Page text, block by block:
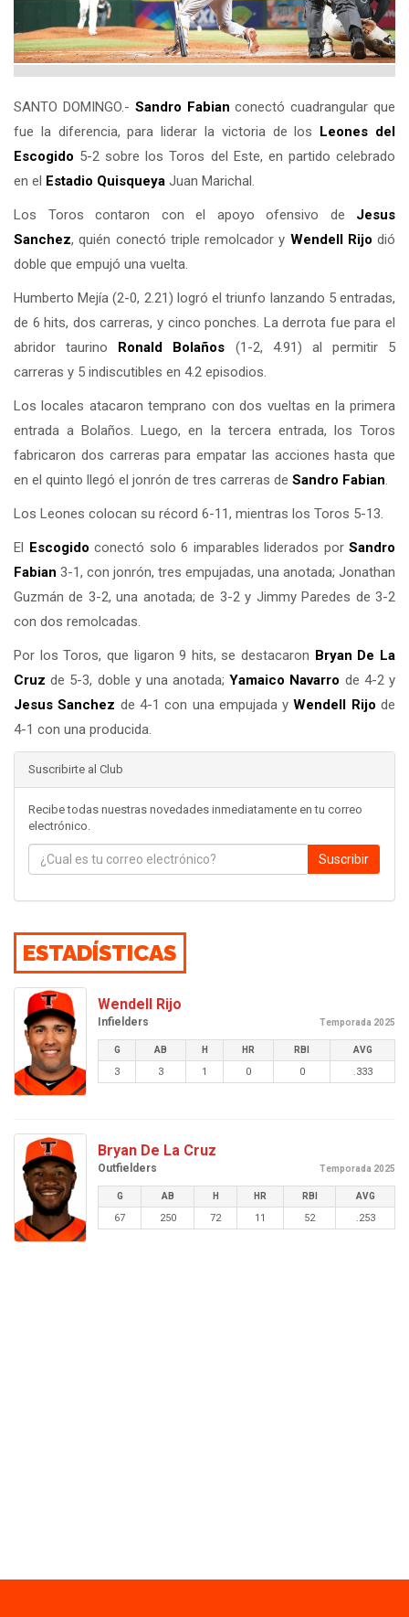
SANTO DOMINGO.- Sandro Fabian conectó cuadrangular que
fue la diferencia, para liderar la victoria de los Leones del
Escogido 5-2 sobre los Toros del Este, en partido celebrado
en el Estadio Quisqueya Juan Marichal.
Los Toros contaron con el apoyo ofensivo de Jesus
Sanchez, quién conectó triple remolcador y Wendell Rijo dió
doble que empujó una vuelta.
Humberto Mejía (2-0, 2.21) logró el triunfo lanzando 5 entradas,
de 6 hits, dos carreras, y cinco ponches. La derrota fue para el
abridor taurino Ronald Bolaños (1-2, 4.91) al permitir 5
carreras y 5 indiscutibles en 4.2 episodios.
Los locales atacaron temprano con dos vueltas en la primera
entrada a Bolaños. Luego, en la tercera entrada, los Toros
fabricaron dos carreras para empatar las acciones hasta que
en el quinto llegó el jonrón de tres carreras de Sandro Fabian
Los Leones colocan su récord 6-11, mientras los Toros 5-13.
El Escogido conectó solo 6 imparables liderados por Sandro
Fabian 3-1, con jonrón, tres empujadas, una anotada; Jonathan
Guzmán de 3-2, una anotada; de 3-2 y Jimmy Paredes de 3-2
con dos remolcadas.
Por los Toros, que ligaron 9 hits, se destacaron Bryan De La
Cruz de 5-3, doble y una anotada;Yamaico Navarro de 4-2 y
Jesus Sanchez de 4-1 con una empujada yWendell Rijo de
4-1 con una producida.
Suscribirte al Club
Recibe todas nuestras novedades inmediatamente en tu correo
electrónico.
Suscribir
ESTADÍSTICAS
Wendell Rijo
Infielders Temporada 2025
G AB H HR RBI AVG
3 3 1 0 0 .333
Bryan De La Cruz
Outfielders Temporada 2025
G AB H HR RBI AVG
67 250 72 11 52 .253